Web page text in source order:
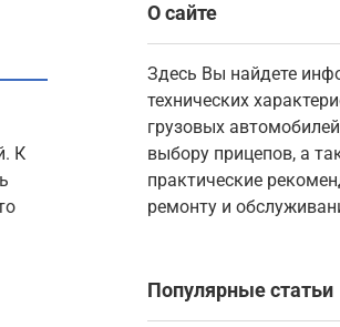
К
О сайте
Здесь Вы найдете
технических
грузовых
выбору прицепов, а
практические
ремонту и
Популярные статьи